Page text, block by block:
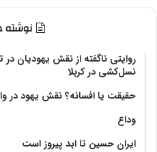
نوشته
روایتی ناگفته از نقش یهودیان
نسل‌کشی در کربلا
حقیقت یا افسانه؟‌ نقش یهود در
وداع
ایران حسین تا ابد پیروز است